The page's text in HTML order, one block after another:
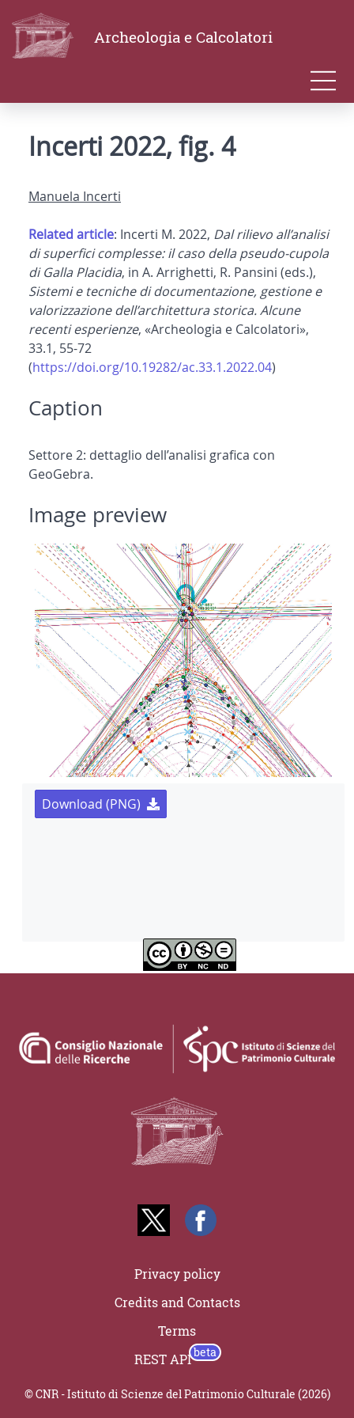
Archeologia e Calcolatori
Incerti 2022, fig. 4
Manuela Incerti
Related article: Incerti M. 2022, Dal rilievo all’analisi
di superfici complesse: il caso della pseudo-cupola
di Galla Placidia, in A. Arrighetti, R. Pansini (eds.),
Sistemi e tecniche di documentazione, gestione e
valorizzazione dell’architettura storica. Alcune
recenti esperienze, «Archeologia e Calcolatori»,
33.1, 55-72
(https://doi.org/10.19282/ac.33.1.2022.04)
Caption
Settore 2: dettaglio dell’analisi grafica con
GeoGebra.
Image preview
Download (PNG)
Privacy policy
Credits and Contacts
Terms
REST API
© CNR - Istituto di Scienze del Patrimonio Culturale (2026)